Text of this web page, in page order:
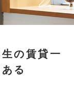
の賃貸一
る